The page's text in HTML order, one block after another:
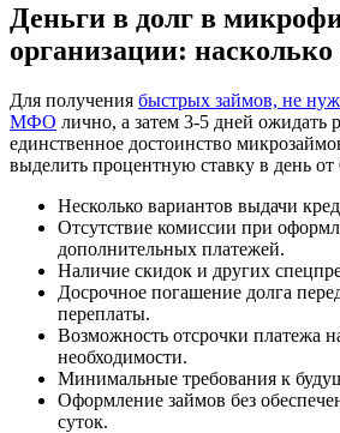
Деньги в долг в
организации: насколько
Для получения быстрых займов, не
МФО лично, а затем 3-5 дней ожидать
единственное достоинство
выделить процентную ставку в день от
Несколько вариантов выдачи
Отсутствие комиссии при
дополнительных платежей.
Наличие скидок и других
Досрочное погашение долга
переплаты.
Возможность отсрочки платежа
необходимости.
Минимальные требования к
Оформление займов без
суток.